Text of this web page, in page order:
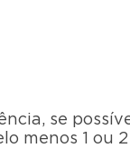
se
menos 1 ou 2